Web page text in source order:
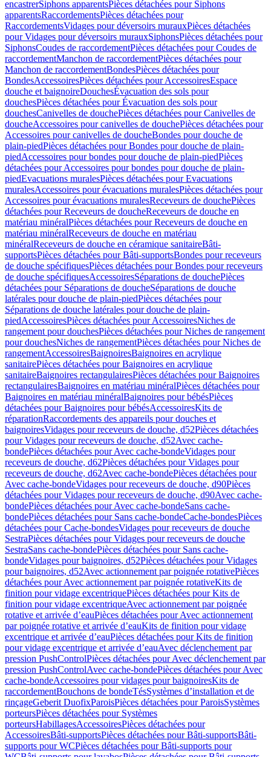
encastrerSiphons apparentsPièces détachées pour Siphons
apparentsRaccordementsPièces détachées pour
RaccordementsVidages pour déversoirs murauxPièces détachées
pour Vidages pour déversoirs murauxSiphonsPièces détachées pour
SiphonsCoudes de raccordementPièces détachées pour Coudes de
raccordementManchon de raccordementPièces détachées pour
Manchon de raccordementBondesPièces détachées pour
BondesAccessoiresPièces détachées pour AccessoiresEspace
douche et baignoireDouchesÉvacuation des sols pour
douchesPièces détachées pour Évacuation des sols pour
douchesCanivelles de douchePièces détachées pour Canivelles de
doucheAccessoires pour canivelles de douchePièces détachées pour
Accessoires pour canivelles de doucheBondes pour douche de
plain-piedPièces détachées pour Bondes pour douche de plain-
piedAccessoires pour bondes pour douche de plain-piedPièces
détachées pour Accessoires pour bondes pour douche de plain-
piedEvacuations muralesPièces détachées pour Evacuations
muralesAccessoires pour évacuations muralesPièces détachées pour
Accessoires pour évacuations muralesReceveurs de douchePièces
détachées pour Receveurs de doucheReceveurs de douche en
matériau minéralPièces détachées pour Receveurs de douche en
matériau minéralReceveurs de douche en matériau
minéralReceveurs de douche en céramique sanitaireBâti-
supportsPièces détachées pour Bâti-supportsBondes pour receveurs
de douche spécifiquesPièces détachées pour Bondes pour receveurs
de douche spécifiquesAccessoiresSéparations de douchePièces
détachées pour Séparations de doucheSéparations de douche
latérales pour douche de plain-piedPièces détachées pour
Séparations de douche latérales pour douche de plain-
piedAccessoiresPièces détachées pour AccessoiresNiches de
rangement pour douchesPièces détachées pour Niches de rangement
pour douchesNiches de rangementPièces détachées pour Niches de
rangementAccessoiresBaignoiresBaignoires en acrylique
sanitairePièces détachées pour Baignoires en acrylique
sanitaireBaignoires rectangulairesPièces détachées pour Baignoires
rectangulairesBaignoires en matériau minéralPièces détachées pour
Baignoires en matériau minéralBaignoires pour bébésPièces
détachées pour Baignoires pour bébésAccessoiresKits de
réparationRaccordements des appareils pour douches et
baignoiresVidages pour receveurs de douche, d52Pièces détachées
pour Vidages pour receveurs de douche, d52Avec cache-
bondePièces détachées pour Avec cache-bondeVidages pour
receveurs de douche, d62Pièces détachées pour Vidages pour
receveurs de douche, d62Avec cache-bondePièces détachées pour
Avec cache-bondeVidages pour receveurs de douche, d90Pièces
détachées pour Vidages pour receveurs de douche, d90Avec cache-
bondePièces détachées pour Avec cache-bondeSans cache-
bondePièces détachées pour Sans cache-bondeCache-bondesPièces
détachées pour Cache-bondesVidages pour receveurs de douche
SestraPièces détachées pour Vidages pour receveurs de douche
SestraSans cache-bondePièces détachées pour Sans cache-
bondeVidages pour baignoires, d52Pièces détachées pour Vidages
pour baignoires, d52Avec actionnement par poignée rotativePièces
détachées pour Avec actionnement par poignée rotativeKits de
finition pour vidage excentriquePièces détachées pour Kits de
finition pour vidage excentriqueAvec actionnement par poignée
rotative et arrivée d’eauPièces détachées pour Avec actionnement
par poignée rotative et arrivée d’eauKits de finition pour vidage
excentrique et arrivée d’eauPièces détachées pour Kits de finition
pour vidage excentrique et arrivée d’eauAvec déclenchement par
pression PushControlPièces détachées pour Avec déclenchement par
pression PushControlAvec cache-bondePièces détachées pour Avec
cache-bondeAccessoires pour vidages pour baignoiresKits de
raccordementBouchons de bondeTésSystèmes d’installation et de
rinçageGeberit DuofixParoisPièces détachées pour ParoisSystèmes
porteursPièces détachées pour Systèmes
porteursHabillagesAccessoiresPièces détachées pour
AccessoiresBâti-supportsPièces détachées pour Bâti-supportsBâti-
supports pour WCPièces détachées pour Bâti-supports pour